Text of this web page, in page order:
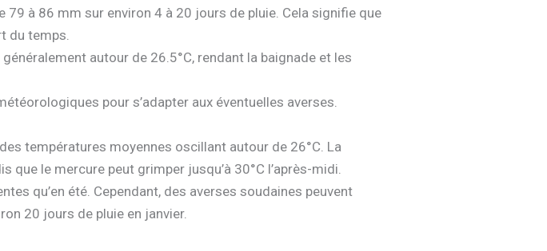
à 86 mm sur environ 4 à 20 jours de pluie. Cela signifie que
du temps.
autour de 26.5°C, rendant la baignade et les
pour s’adapter aux éventuelles averses.
températures moyennes oscillant autour de 26°C. La
que le mercure peut grimper jusqu’à 30°C l’après-midi.
qu’en été. Cependant, des averses soudaines peuvent
20 jours de pluie en janvier.